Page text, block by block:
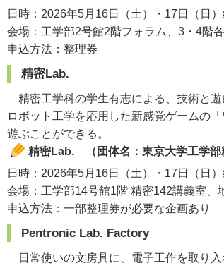
日時：2026年5月16日（土）・17日（日）
会場：工学部2号館2階フォラム、3・4階
申込方法：整理券
精密Lab.
精密工学科の学生有志による、技術と
ロボット工学を応用した新感覚ゲームの
遊ぶことができる。
精密Lab. （団体名：東京大学工学部
日時：2026年5月16日（土）・17日（日）
会場：工学部14号館1階 精密142講義室
申込方法：一部整理券が必要な企画あり
Pentronic Lab. Factory
日常使いの文房具に、電子工作を取り